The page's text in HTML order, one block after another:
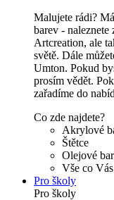
Malujete rádi?
barev - naleznete
Artcreation, ale
světě. Dále
Umton. Pokud
prosím vědět.
zařadíme do
Co zde najdete?
Akrylové
Štětce
Olejové
Vše co
Pro školy
Pro školy